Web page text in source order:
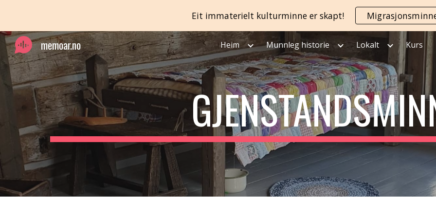
Skip to main content Skip to
Eit immaterielt kulturminne er skapt!
memoar.no Heim Munnleg historie Lokalt Kurs